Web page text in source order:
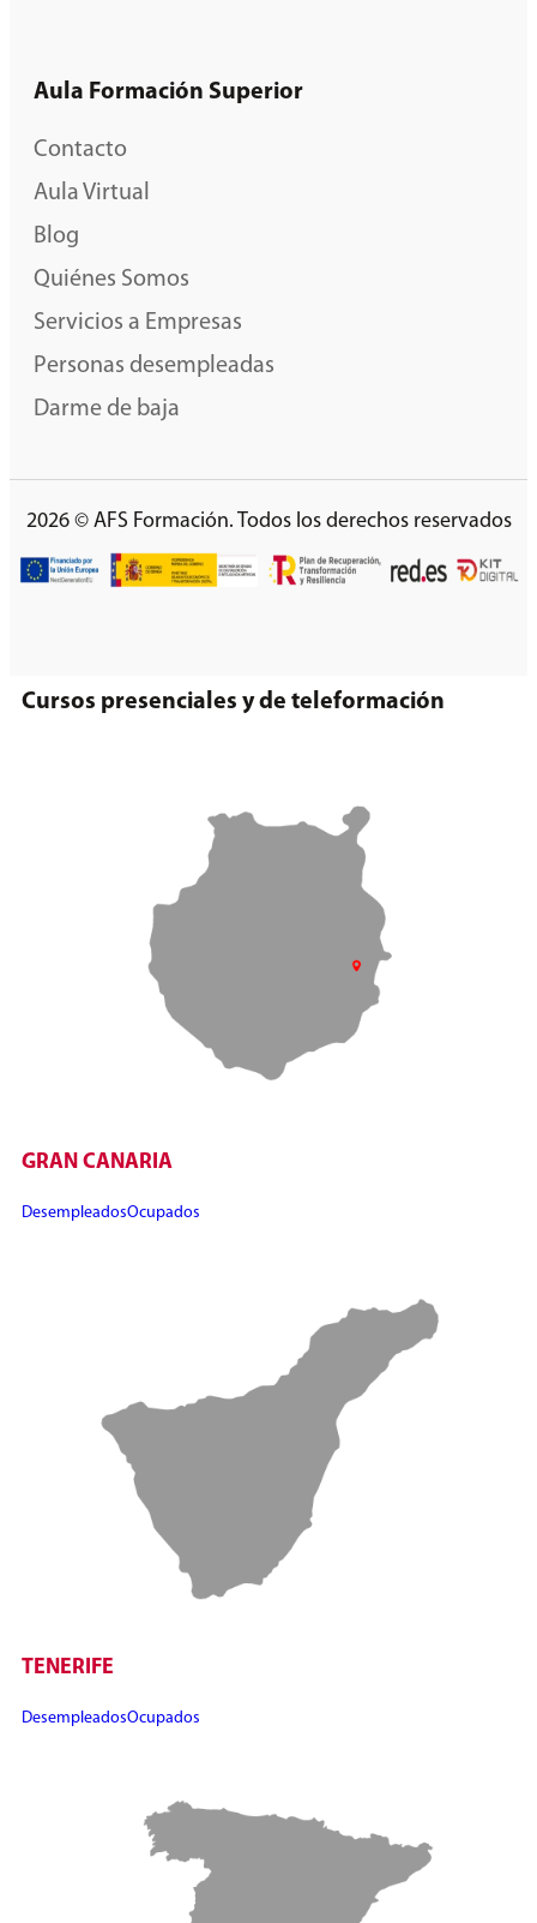
Aula Formación Superior
Contacto
Aula Virtual
Blog
Quiénes Somos
Servicios a Empresas
Personas desempleadas
Darme de baja
2026 © AFS Formación. Todos los derechos reservados
Cursos presenciales y de teleformación
GRAN CANARIA
DesempleadosOcupados
TENERIFE
DesempleadosOcupados